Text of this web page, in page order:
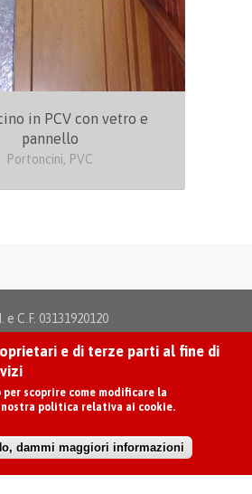
in PCV con vetro e
pannello
Portoncini, PVC
e C.F. 03131920120
| Cookie Policy
Novara-Porte blindate e porte
© Unique
e di terze parti al fine di
scoprire come modificare la
politica relativa ai cookie.
dammi maggiori informazioni